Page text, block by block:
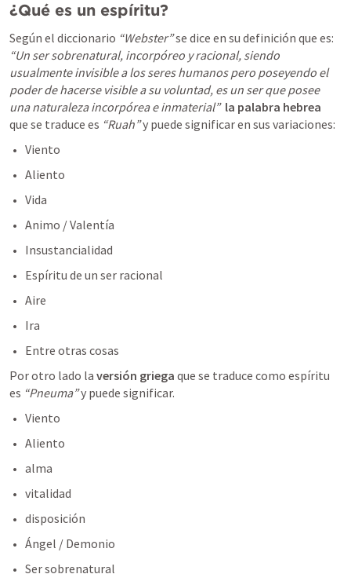
¿Qué es un espíritu?
Según el diccionario “Webster”
“Un ser sobrenatural, incorpóreo y racional, siendo
usualmente invisible a los seres humanos pero poseyendo el
poder de hacerse visible a su voluntad, es un ser que posee
una naturaleza incorpórea e inmaterial”
que se traduce es “Ruah” y puede significar en sus variaciones:
Viento
Aliento
Vida
Animo / Valentía
Insustancialidad
Espíritu de un ser racional
Aire
Ira
Entre otras cosas
Por otro lado la versión griega que se traduce como espíritu
es “Pneuma” y puede significar.
Viento
Aliento
alma
vitalidad
disposición
Ángel / Demonio
Ser sobrenatural